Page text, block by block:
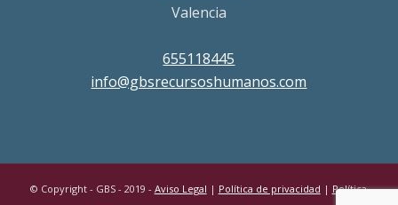
Valencia
655118445
info@gbsrecursoshumanos.com
© Copyright - GBS - 2019 - Aviso Legal | Política de privacidad | Política